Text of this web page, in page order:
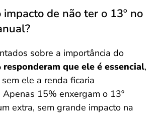
de não ter o 13º no
sobre a importância do
responderam que ele é essencial,
ele a renda ficaria
15% enxergam o 13º
extra, sem grande impacto na